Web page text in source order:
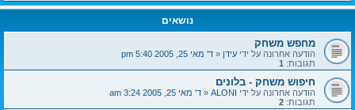
נושאים
מחפש משחק
הודעה אחרונה על ידי עידן « ד' מאי 25, 2005 5:40 pm
תגובות: 1
חיפוש משחק - בלונים
הודעה אחרונה על ידי ALONI
« ד' מאי 25, 2005 3:24 am
תגובות: 2